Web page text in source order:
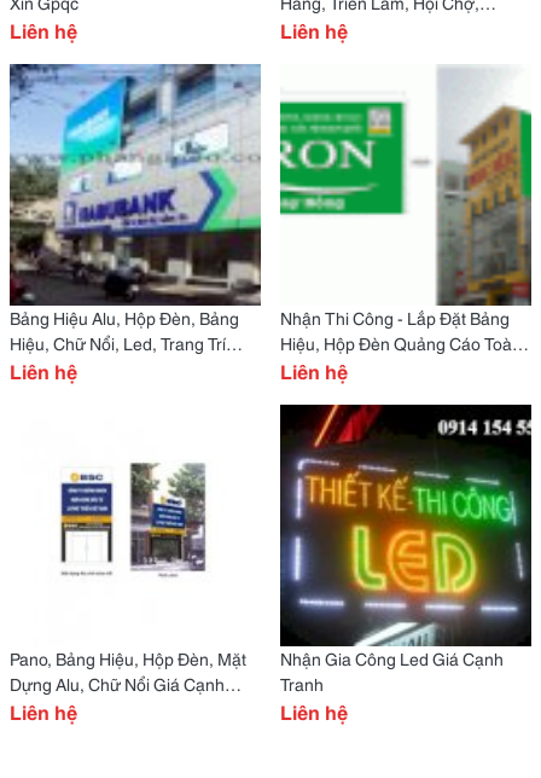
Liên hệ
Showroom, Bar, Nội Thất
Liên hệ
Bảng Hiệu Alu, Hộp Đèn, Bảng
Hiệu, Chữ Nổi, Led, Trang Trí
Showroom, Tủ Kệ
Liên hệ
Nhận Thi Công - Lắp Đặt Bảng
Hiệu, Hộp Đèn Quảng Cáo Toàn
Quốc
Liên hệ
Pano, Bảng Hiệu, Hộp Đèn, Mặt
Dựng Alu, Chữ Nổi Giá Cạnh
Tranh
Liên hệ
Nhận Gia Công Led Giá Cạnh
Tranh
Liên hệ